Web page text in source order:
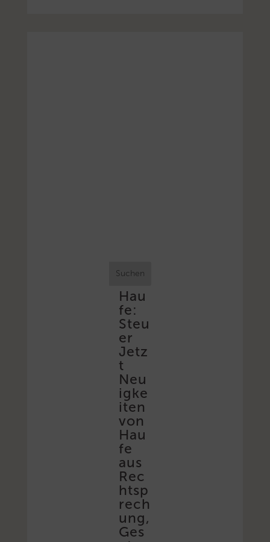
Suchen
Hau
fe:
Steu
er
Jetz
t
Neu
igke
iten
von
Hau
fe
aus
Rec
htsp
rech
ung,
Ges